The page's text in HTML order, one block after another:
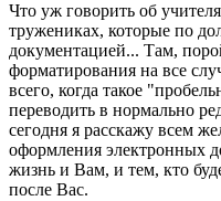
Что уж говорить об
тружениках, которые по
документацией... Там,
форматирования на все
всего, когда такое
переводить в нормально
сегодня я расскажу всем
оформления электронных
жизнь и Вам, и тем, кто
после Вас.